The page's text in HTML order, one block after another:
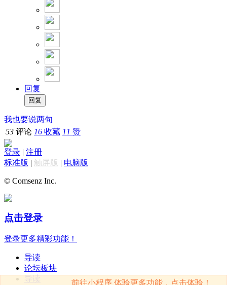
回复
我也要说两句
53 评论 16 收藏 11 赞
前往小程序 体验更多功能，点击体验！
登录 | 注册
标准版 | 触屏版 | 电脑版
© Comsenz Inc.
点击登录
登录更多精彩功能！
导读
论坛板块
导读